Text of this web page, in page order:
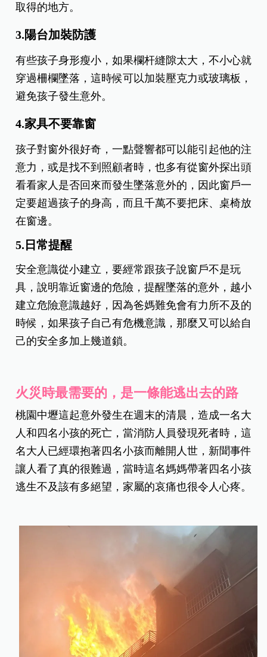
取得的地方。
3.陽台加裝防護
有些孩子身形瘦小，如果欄杆縫隙太大，不小心就
穿過柵欄墜落，這時候可以加裝壓克力或玻璃板，
避免孩子發生意外。
4.家具不要靠窗
孩子對窗外很好奇，一點聲響都可以能引起他的注
意力，或是找不到照顧者時，也多有從窗外探出頭
看看家人是否回來而發生墜落意外的，因此窗戶一
定要超過孩子的身高，而且千萬不要把床、桌椅放
在窗邊。
5.日常提醒
安全意識從小建立，要經常跟孩子說窗戶不是玩
具，說明靠近窗邊的危險，提醒墜落的意外，越小
建立危險意識越好，因為爸媽難免會有力所不及的
時候，如果孩子自己有危機意識，那麼又可以給自
己的安全多加上幾道鎖。
火災時最需要的，是一條能逃出去的路
桃園中壢這起意外發生在週末的清晨，造成一名大
人和四名小孩的死亡，當消防人員發現死者時，這
名大人已經環抱著四名小孩而離開人世，新聞事件
讓人看了真的很難過，當時這名媽媽帶著四名小孩
逃生不及該有多絕望，家屬的哀痛也很令人心疼。